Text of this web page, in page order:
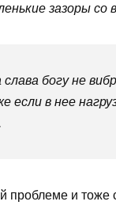
зазоры со
богу не
если в нее
проблеме и тоже